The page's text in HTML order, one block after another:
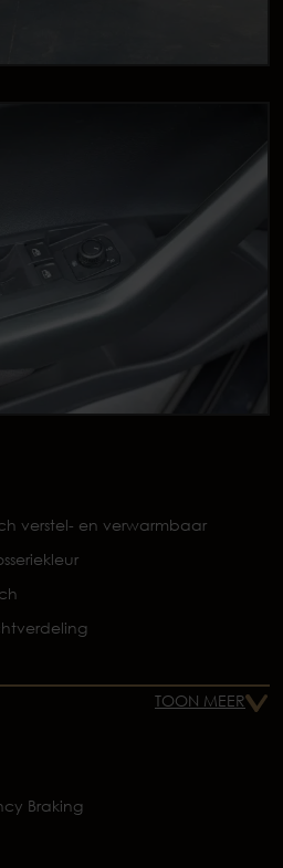
verstel- en verwarmbaar
TOON MEER
Braking